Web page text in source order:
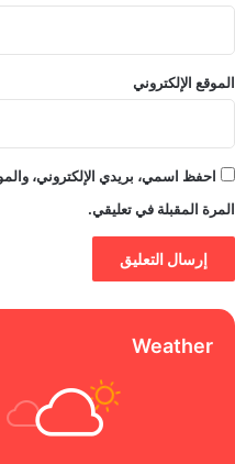
الموقع الإلكتروني
احفظ اسمي، بريدي الإلكتروني،
المرة المقبلة في تعليقي.
Weather